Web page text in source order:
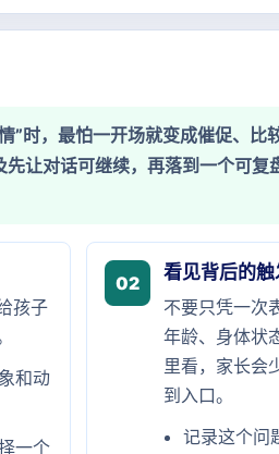
”时，最怕一开场就变成催促、比
让对话可继续，再落到一个可复
孩子
和动
一个
02
看见背后的触
不要只凭一次
年龄、身体状
里看，家长会
到入口。
记录这个问